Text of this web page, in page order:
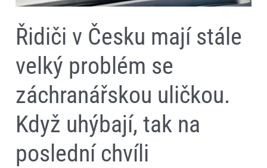
Řidiči v Česku mají stále
velký problém se
záchranářskou uličkou.
Když uhýbají, tak na
poslední chvíli
na
chvíli